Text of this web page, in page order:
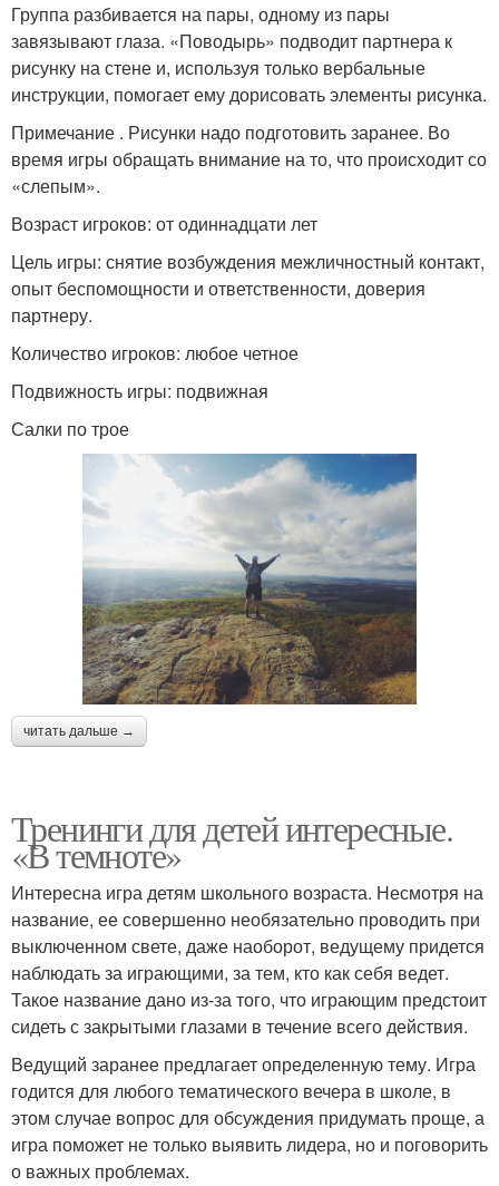
Группа разбивается на пары, одному из пары
завязывают глаза. «Поводырь» подводит партнера к
рисунку на стене и, используя только вербальные
инструкции, помогает ему дорисовать элементы рисунка.
Примечание . Рисунки надо подготовить заранее. Во
время игры обращать внимание на то, что происходит со
«слепым».
Возраст игроков: от одиннадцати лет
Цель игры: снятие возбуждения межличностный контакт,
опыт беспомощности и ответственности, доверия
партнеру.
Количество игроков: любое четное
Подвижность игры: подвижная
Салки по трое
читать дальше →
Тренинги для детей интересные.
«В темноте»
Интересна игра детям школьного возраста. Несмотря на
название, ее совершенно необязательно проводить при
выключенном свете, даже наоборот, ведущему придется
наблюдать за играющими, за тем, кто как себя ведет.
Такое название дано из-за того, что играющим предстоит
сидеть с закрытыми глазами в течение всего действия.
Ведущий заранее предлагает определенную тему. Игра
годится для любого тематического вечера в школе, в
этом случае вопрос для обсуждения придумать проще, а
игра поможет не только выявить лидера, но и поговорить
о важных проблемах.